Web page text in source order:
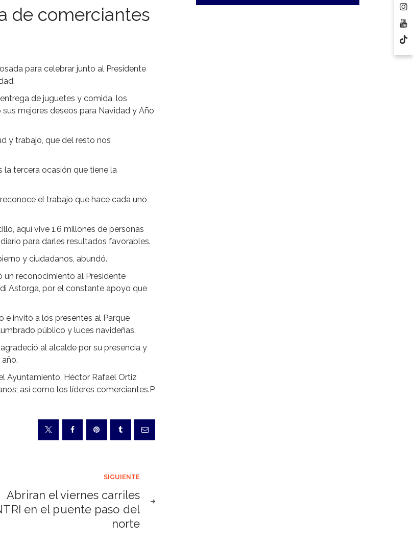
de comerciantes
para celebrar junto al Presidente
de juguetes y comida, los
mejores deseos para Navidad y Año
y trabajo, que del resto nos
tercera ocasión que tiene la
el trabajo que hace cada uno
aquí vive 1.6 millones de personas
para darles resultados favorables.
y ciudadanos, abundó.
un reconocimiento al Presidente
Astorga, por el constante apoyo que
e invitó a los presentes al Parque
público y luces navideñas.
al alcalde por su presencia y
Ayuntamiento, Héctor Rafael Ortiz
así como los líderes comerciantes.P
SIGUIENTE
Abriran el viernes carriles
en el puente paso del
norte